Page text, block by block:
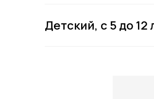
Детский, с 5 до 12